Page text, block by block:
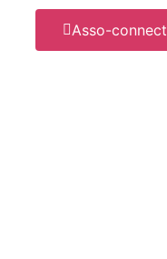
Asso-connect